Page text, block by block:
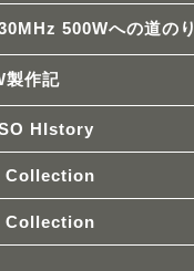
500Wへの道のり
製作記
HIstory
Collection
Collection